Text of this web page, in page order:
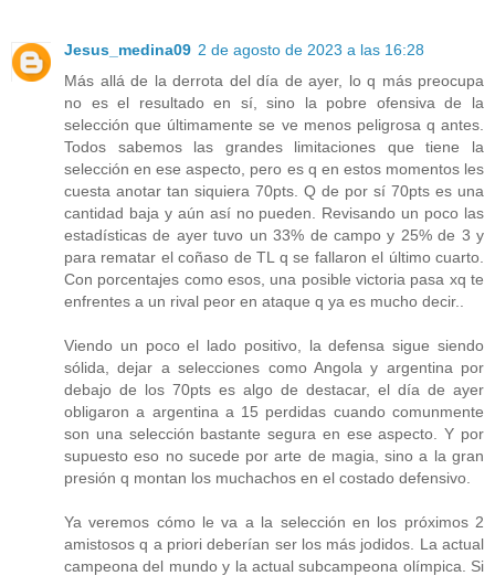
Jesus_medina09 2 de agosto de 2023 a las 16:28
Más allá de la derrota del día de ayer, lo q más preocupa
no es el resultado en sí, sino la pobre ofensiva de la
selección que últimamente se ve menos peligrosa q antes.
Todos sabemos las grandes limitaciones que tiene la
selección en ese aspecto, pero es q en estos momentos les
cuesta anotar tan siquiera 70pts. Q de por sí 70pts es una
cantidad baja y aún así no pueden. Revisando un poco las
estadísticas de ayer tuvo un 33% de campo y 25% de 3 y
para rematar el coñaso de TL q se fallaron el último cuarto.
Con porcentajes como esos, una posible victoria pasa xq te
enfrentes a un rival peor en ataque q ya es mucho decir..
Viendo un poco el lado positivo, la defensa sigue siendo
sólida, dejar a selecciones como Angola y argentina por
debajo de los 70pts es algo de destacar, el día de ayer
obligaron a argentina a 15 perdidas cuando comunmente
son una selección bastante segura en ese aspecto. Y por
supuesto eso no sucede por arte de magia, sino a la gran
presión q montan los muchachos en el costado defensivo.
Ya veremos cómo le va a la selección en los próximos 2
amistosos q a priori deberían ser los más jodidos. La actual
campeona del mundo y la actual subcampeona olímpica. Si